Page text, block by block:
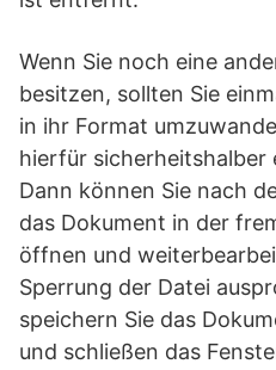
Wenn Sie noch eine
besitzen, sollten Sie
in ihr Format
hierfür sicherheitshalber
Dann können Sie nach
das Dokument in der
öffnen und
Sperrung der Datei
speichern Sie das
und schließen das